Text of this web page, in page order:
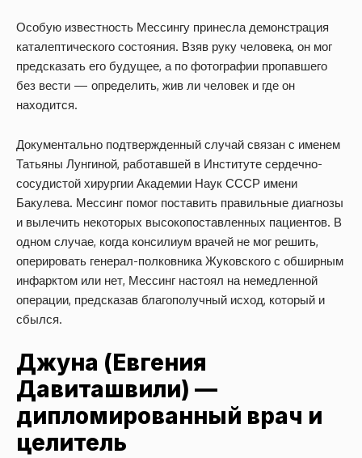
Особую известность Мессингу принесла демонстрация
каталептического состояния. Взяв руку человека, он мог
предсказать его будущее, а по фотографии пропавшего
без вести — определить, жив ли человек и где он
находится.
Документально подтвержденный случай связан с именем
Татьяны Лунгиной, работавшей в Институте сердечно-
сосудистой хирургии Академии Наук СССР имени
Бакулева. Мессинг помог поставить правильные диагнозы
и вылечить некоторых высокопоставленных пациентов. В
одном случае, когда консилиум врачей не мог решить,
оперировать генерал-полковника Жуковского с обширным
инфарктом или нет, Мессинг настоял на немедленной
операции, предсказав благополучный исход, который и
сбылся.
Джуна (Евгения
Давиташвили) —
дипломированный врач и
целитель